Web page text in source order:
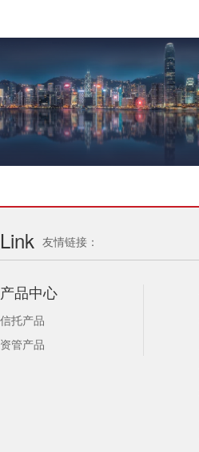
Link 友情链接：
产品中心
信托产品
资管产品